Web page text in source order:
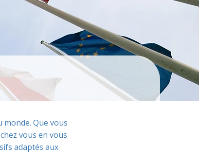
monde. Que vous
vous en vous
adaptés aux